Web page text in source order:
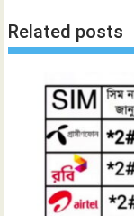
Related posts